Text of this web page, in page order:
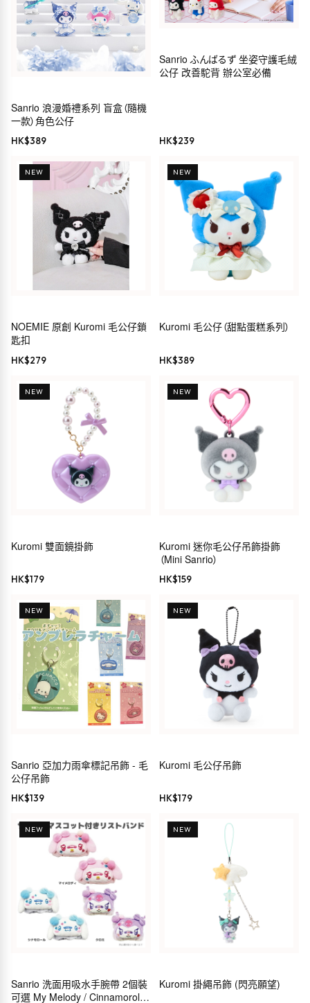
Sanrio 浪漫婚禮系列 盲盒（隨機
一款）角色公仔
HK$389
Sanrio ふんばるず 坐姿守護毛絨
公仔 改善駝背 辦公室必備
HK$239
NEW
NOEMIE 原創 Kuromi 毛公仔鎖
匙扣
HK$279
NEW
Kuromi 毛公仔（甜點蛋糕系列）
HK$389
NEW
Kuromi 雙面鏡掛飾
HK$179
NEW
Kuromi 迷你毛公仔吊飾掛飾
（Mini Sanrio）
HK$159
NEW
Sanrio 亞加力雨傘標記吊飾 - 毛
公仔吊飾
HK$139
NEW
Kuromi 毛公仔吊飾
HK$179
NEW
Sanrio 洗面用吸水手腕帶 2個裝
可選 My Melody / Cinnamoroll /
NEW
Kuromi 掛繩吊飾 (閃亮願望)